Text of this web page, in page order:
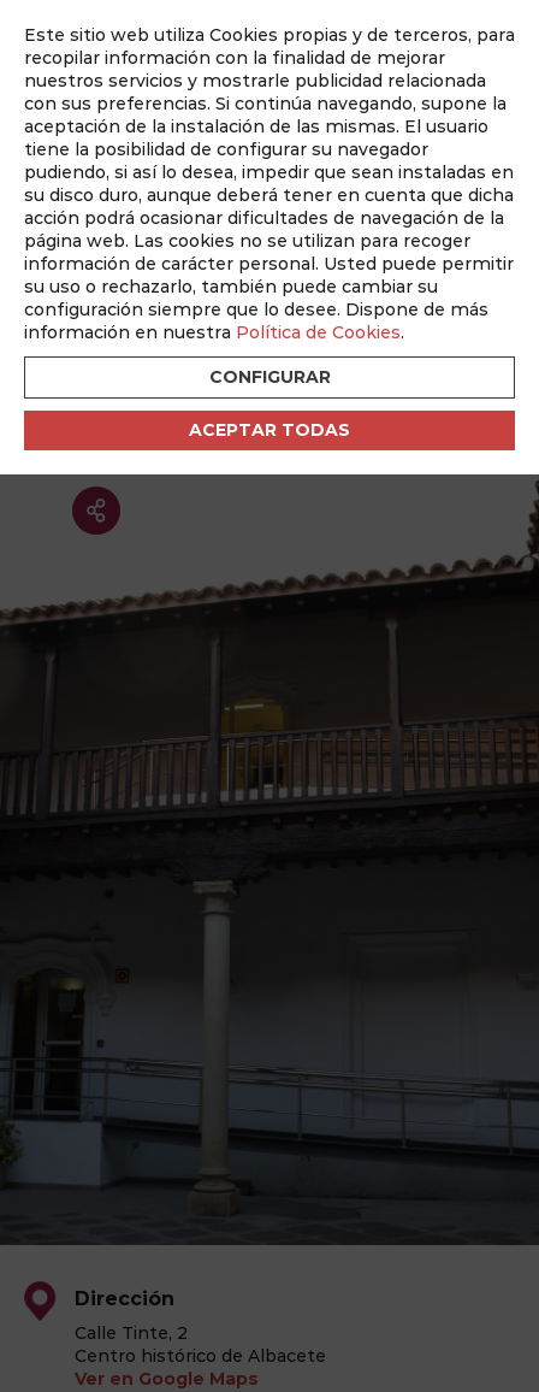
Este sitio web utiliza Cookies propias y de terceros, para
recopilar información con la finalidad de mejorar
nuestros servicios y mostrarle publicidad relacionada
con sus preferencias. Si continúa navegando, supone la
aceptación de la instalación de las mismas. El usuario
tiene la posibilidad de configurar su navegador
pudiendo, si así lo desea, impedir que sean instaladas en
su disco duro, aunque deberá tener en cuenta que dicha
acción podrá ocasionar dificultades de navegación de la
página web. Las cookies no se utilizan para recoger
información de carácter personal. Usted puede permitir
su uso o rechazarlo, también puede cambiar su
configuración siempre que lo desee. Dispone de más
información en nuestra Política de Cookies.
CONFIGURAR
ACEPTAR TODAS
Auditado por
Qué ver en Albacete
POSADA DEL ROSARIO |
Centro Cultural y
Patrimonio Histórico de
Albacete
Dirección
Calle Tinte, 2
Centro histórico de Albacete
Ver en Google Maps